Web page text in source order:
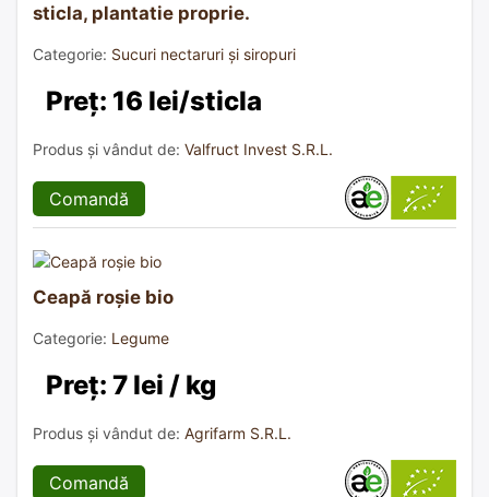
sticla, plantatie proprie.
Categorie: Sucuri nectaruri și siropuri
Preț: 16 lei/sticla
Produs și vândut de: Valfruct Invest S.R.L.
Comandă
Ceapă roșie bio
Categorie: Legume
Preț: 7 lei / kg
Produs și vândut de: Agrifarm S.R.L.
Comandă